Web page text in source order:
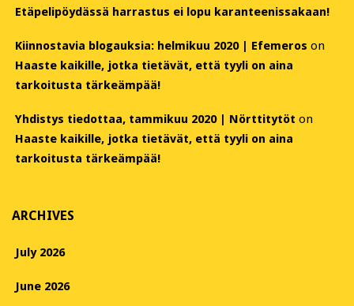
Etäpelipöydässä harrastus ei lopu karanteenissakaan!
Kiinnostavia blogauksia: helmikuu 2020 | Efemeros on
Haaste kaikille, jotka tietävät, että tyyli on aina
tarkoitusta tärkeämpää!
Yhdistys tiedottaa, tammikuu 2020 | Nörttitytöt on
Haaste kaikille, jotka tietävät, että tyyli on aina
tarkoitusta tärkeämpää!
ARCHIVES
July 2026
June 2026